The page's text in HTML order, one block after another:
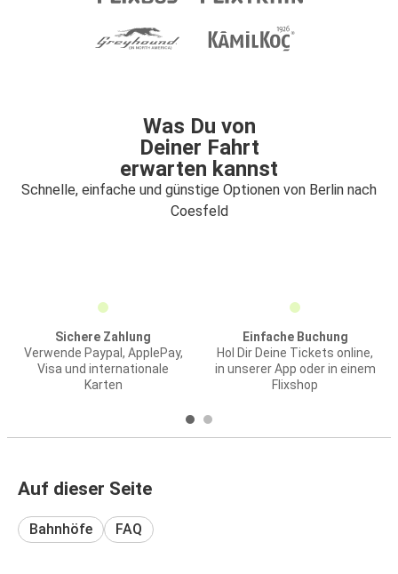
Was Du von
Deiner Fahrt
erwarten kannst
Schnelle, einfache und günstige Optionen von Berlin nach
Coesfeld
Sichere Zahlung
Verwende Paypal, ApplePay,
Visa und internationale
Karten
Einfache Buchung
Hol Dir Deine Tickets online,
in unserer App oder in einem
Flixshop
Auf dieser Seite
Bahnhöfe FAQ